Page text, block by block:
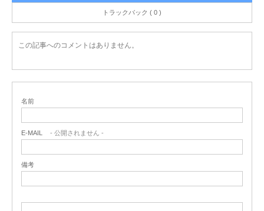
トラックバック ( 0 )
この記事へのコメントはありません。
名前
E-MAIL - 公開されません -
備考